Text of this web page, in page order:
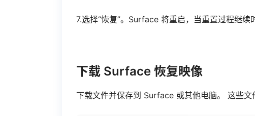
7.选择“恢复”。Surface 将重启，当重置过程继
下载 Surface 恢复映像
下载文件并保存到 Surface 或其他电脑。 这些文